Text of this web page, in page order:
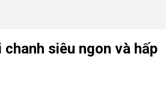
chanh siêu ngon và hấp